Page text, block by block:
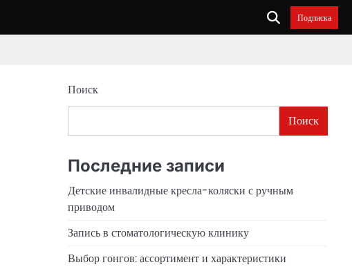
Подписка
Поиск
Поиск
Последние записи
Детские инвалидные кресла-коляски с ручным
приводом
Запись в стоматологическую клинику
Выбор гонгов: ассортимент и характеристики